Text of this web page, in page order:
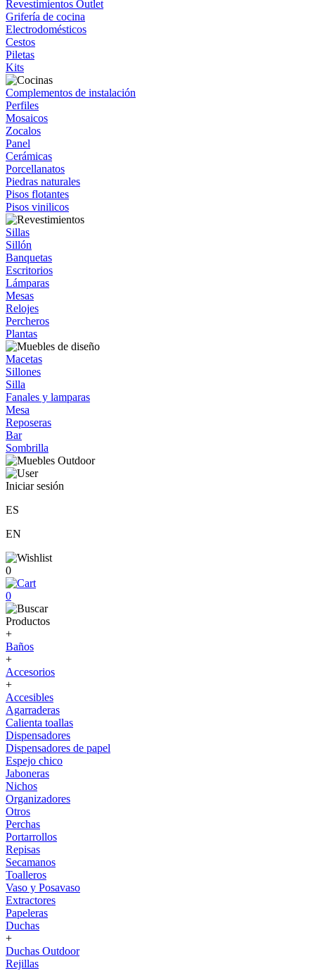
Revestimientos Outlet
Grifería de cocina
Electrodomésticos
Cestos
Piletas
Kits
Complementos de instalación
Perfiles
Mosaicos
Zocalos
Panel
Cerámicas
Porcellanatos
Piedras naturales
Pisos flotantes
Pisos vinilicos
Sillas
Sillón
Banquetas
Escritorios
Lámparas
Mesas
Relojes
Percheros
Plantas
Macetas
Sillones
Silla
Fanales y lamparas
Mesa
Reposeras
Bar
Sombrilla
Iniciar sesión
ES
EN
0
0
Productos
+
Baños
+
Accesorios
+
Accesibles
Agarraderas
Calienta toallas
Dispensadores
Dispensadores de papel
Espejo chico
Jaboneras
Nichos
Organizadores
Otros
Perchas
Portarrollos
Repisas
Secamanos
Toalleros
Vaso y Posavaso
Extractores
Papeleras
Duchas
+
Duchas Outdoor
Rejillas